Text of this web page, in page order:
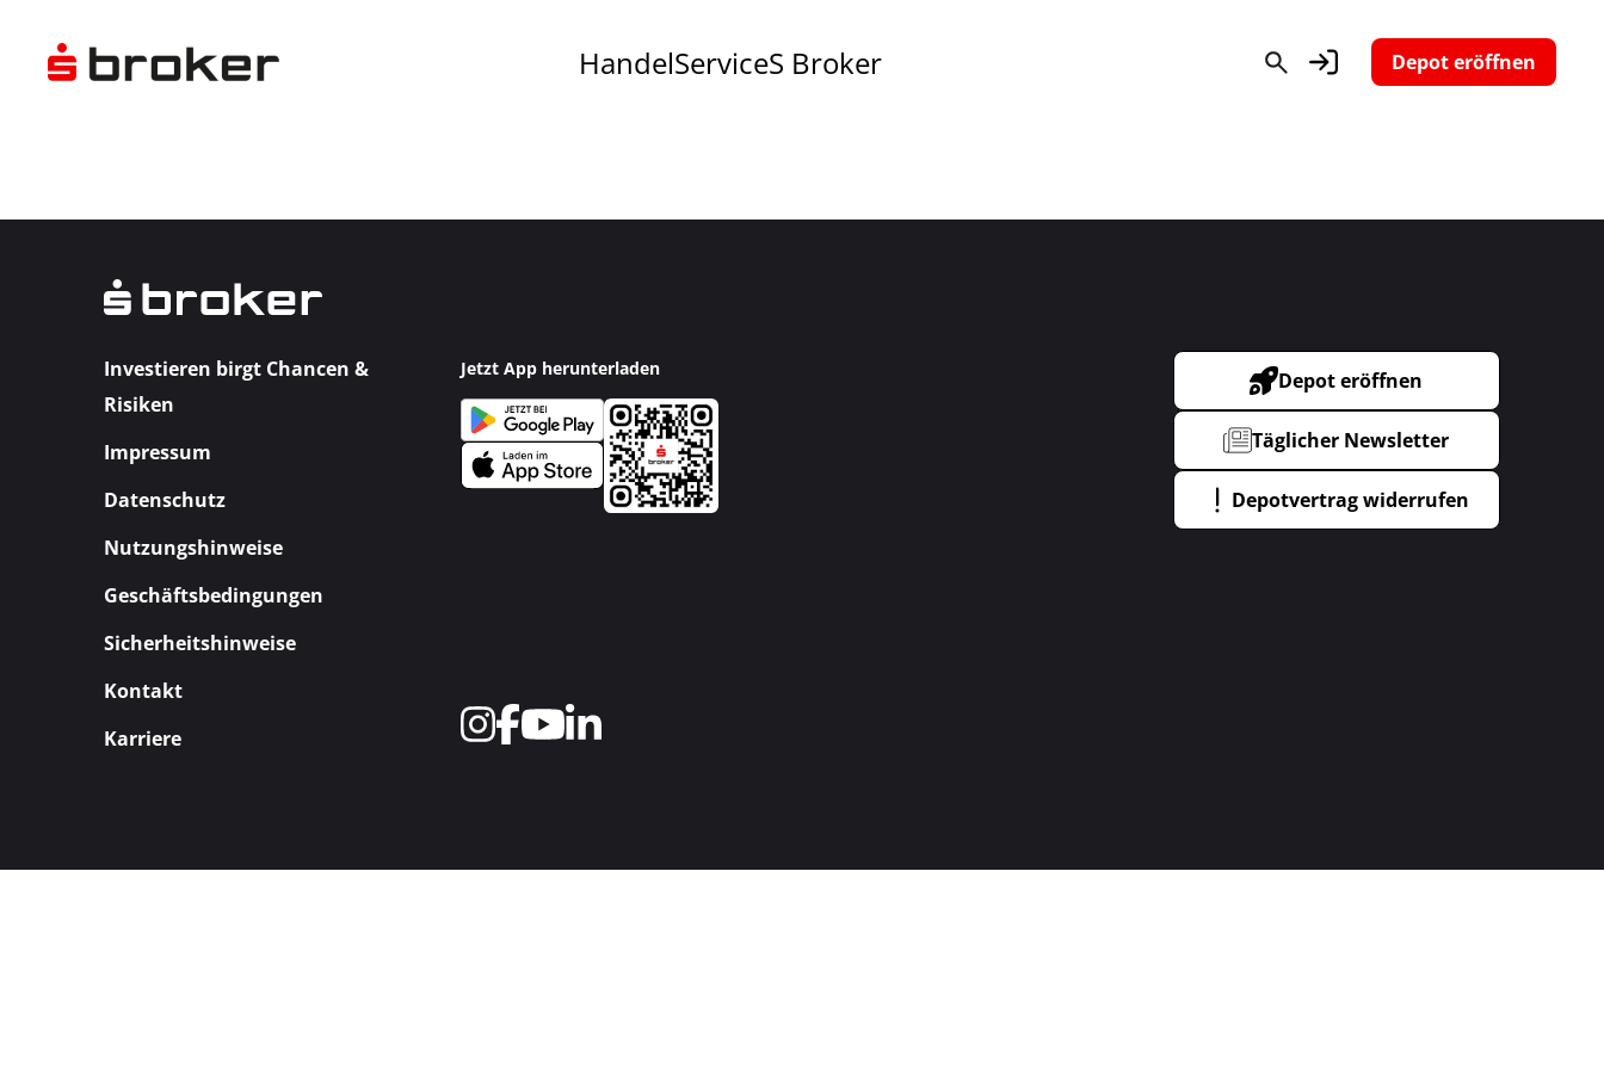
HandelServiceS Broker Depot eröffnen
Investieren birgt Chancen &
Risiken
Impressum
Datenschutz
Nutzungshinweise
Geschäftsbedingungen
Sicherheitshinweise
Kontakt
Karriere
Jetzt App herunterladen Depot eröffnen
Täglicher Newsletter
Depotvertrag widerrufen